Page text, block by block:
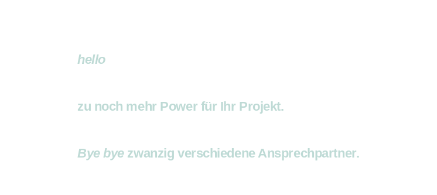
hello
zu noch mehr Power für Ihr Projekt.
Bye byezwanzig verschiedene Ansprechpartner.